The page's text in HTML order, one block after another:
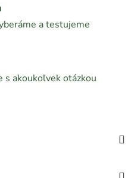
a testujeme
s akoukoľvek otázkou